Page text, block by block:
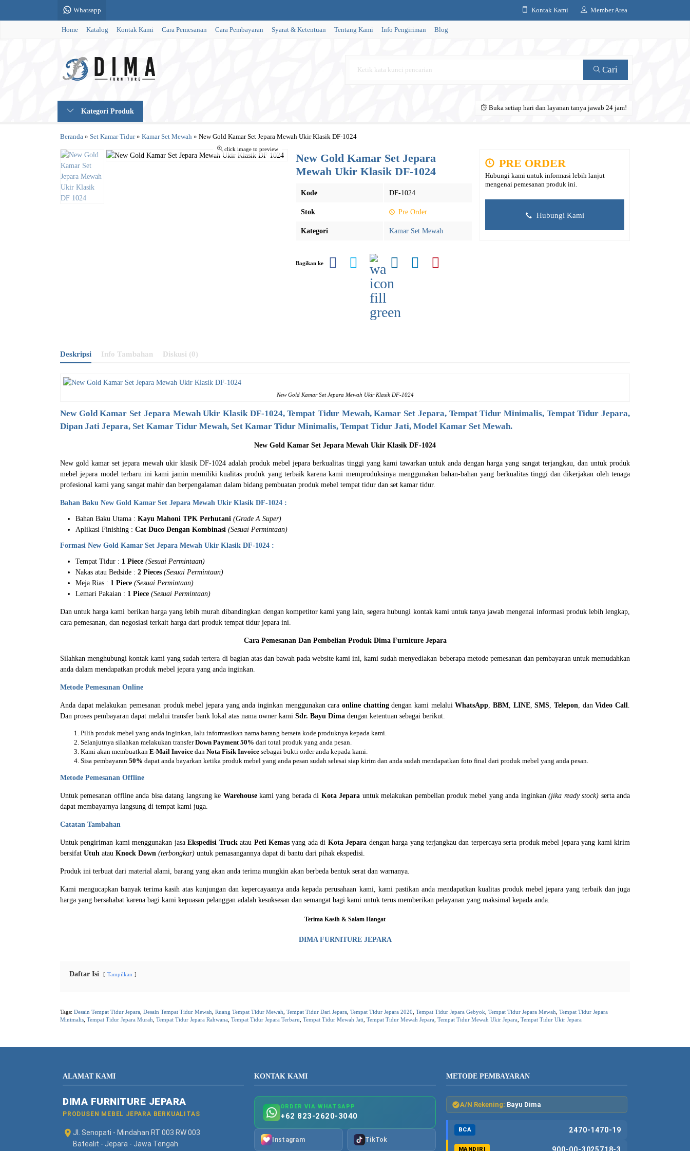
Whatsapp Kontak Kami Member Area
Home Katalog Kontak Kami Cara Pemesanan Cara Pembayaran Syarat & Ketentuan Tentang Kami Info Pengiriman Blog
Cari
Kategori Produk Buka setiap hari dan layanan tanya jawab 24 jam!
Beranda » Set Kamar Tidur» Kamar Set Mewah » New Gold Kamar Set Jepara Mewah Ukir Klasik DF-1024
click image to preview
New Gold Kamar Set Jepara
Mewah Ukir Klasik DF-1024
Kode DF-1024
Stok Pre Order
Kategori Kamar Set Mewah
PRE ORDER
Hubungi kami untuk informasi lebih lanjut
mengenai pemesanan produk ini.
Hubungi Kami
Bagikan ke
Deskripsi Info Tambahan Diskusi (0)
New Gold Kamar Set Jepara Mewah Ukir Klasik DF-1024
New GoldKamar Set JeparaMewah Ukir Klasik DF-1024,Tempat Tidur Mewah, Kamar Set Jepara, Tempat Tidur Minimalis, Tempat Tidur Jepara,
Dipan Jati Jepara, Set Kamar Tidur Mewah, Set Kamar Tidur Minimalis, Tempat Tidur Jati, Model Kamar Set Mewah.
New Gold Kamar Set Jepara Mewah Ukir Klasik DF-1024
New gold kamar set jepara mewah ukir klasik DF-1024 adalah produk mebel jepara berkualitas tinggi yang kami tawarkan untuk anda dengan harga yang sangat terjangkau, dan untuk produk
mebel jepara model terbaru ini kami jamin memiliki kualitas produk yang terbaik karena kami memproduksinya menggunakan bahan-bahan yang berkualitas tinggi dan dikerjakan oleh tenaga
profesional kami yang sangat mahir dan berpengalaman dalam bidang pembuatan produk mebel tempat tidur dan set kamar tidur.
Bahan Baku New Gold Kamar Set Jepara Mewah Ukir Klasik DF-1024 :
Bahan Baku Utama : Kayu Mahoni TPK Perhutani (Grade A Super)
Aplikasi Finishing : Cat Duco Dengan Kombinasi (Sesuai Permintaan)
Formasi New Gold Kamar Set Jepara Mewah Ukir Klasik DF-1024 :
Tempat Tidur : 1 Piece (Sesuai Permintaan)
Nakas atau Bedside : 2 Pieces (Sesuai Permintaan)
Meja Rias : 1 Piece (Sesuai Permintaan)
Lemari Pakaian : 1 Piece (Sesuai Permintaan)
Dan untuk harga kami berikan harga yang lebih murah dibandingkan dengan kompetitor kami yang lain, segera hubungi kontak kami untuk tanya jawab mengenai informasi produk lebih lengkap,
cara pemesanan, dan negosiasi terkait harga dari produk tempat tidur jepara ini.
Cara Pemesanan Dan Pembelian Produk Dima Furniture Jepara
Silahkan menghubungi kontak kami yang sudah tertera di bagian atas dan bawah pada website kami ini, kami sudah menyediakan beberapa metode pemesanan dan pembayaran untuk memudahkan
anda dalam mendapatkan produk mebel jepara yang anda inginkan.
Metode Pemesanan Online
Anda dapat melakukan pemesanan produk mebel jepara yang anda inginkan menggunakan cara online chattingdengan kami melaluiWhatsApp,BBM, LINE,SMS,Telepon, danVideo Call.
Dan proses pembayaran dapat melalui transfer bank lokal atas nama owner kami Sdr. Bayu Dima dengan ketentuan sebagai berikut.
Pilih produk mebel yang anda inginkan, lalu informasikan nama barang berseta kode produknya kepada kami.
Selanjutnya silahkan melakukan transferDown Payment 50% dari total produk yang anda pesan.
Kami akan membuatkan E-Mail Invoice dan Nota Fisik Invoice sebagai bukti order anda kepada kami.
Sisa pembayaran 50% dapat anda bayarkan ketika produk mebel yang anda pesan sudah selesai siap kirim dan anda sudah mendapatkan foto final dari produk mebel yang anda pesan.
Metode Pemesanan Offline
Untuk pemesanan offline anda bisa datang langsung ke Warehousekami yang berada di Kota Jepara untuk melakukan pembelian produk mebel yang anda inginkan(jika ready stock) serta anda
dapat membayarnya langsung di tempat kami juga.
Catatan Tambahan
Untuk pengiriman kami menggunakan jasaEkspedisi Truckatau Peti Kemas yang ada di Kota Jepara dengan harga yang terjangkau dan terpercaya serta produk mebel jepara yang kami kirim
bersifat Utuh atau Knock Down (terbongkar) untuk pemasangannya dapat di bantu dari pihak ekspedisi.
Produk ini terbuat dari material alami, barang yang akan anda terima mungkin akan berbeda bentuk serat dan warnanya.
Kami mengucapkan banyak terima kasih atas kunjungan dan kepercayaanya anda kepada perusahaan kami, kami pastikan anda mendapatkan kualitas produk mebel jepara yang terbaik dan juga
harga yang bersahabat karena bagi kami kepuasan pelanggan adalah kesuksesan dan semangat bagi kami untuk terus memberikan pelayanan yang maksimal kepada anda.
Terima Kasih & Salam Hangat
DIMA FURNITURE JEPARA
Daftar Isi Tampilkan
Tags: Desain Tempat Tidur Jepara Desain Tempat Tidur Mewah Ruang Tempat Tidur Mewah Tempat Tidur Dari Jepara Tempat Tidur Jepara 2020 Tempat Tidur Jepara Gebyok Tempat Tidur Jepara Mewah Tempat Tidur Jepara
Minimalis Tempat Tidur Jepara Murah Tempat Tidur Jepara Rahwana Tempat Tidur Jepara Terbaru Tempat Tidur Mewah Jati Tempat Tidur Mewah Jepara Tempat Tidur Mewah Ukir Jepara Tempat Tidur Ukir Jepara
ALAMAT KAMI
DIMA FURNITURE JEPARA
PRODUSEN MEBEL JEPARA BERKUALITAS
Jl. Senopati - Mindahan RT 003 RW 003
Batealit - Jepara - Jawa Tengah
KONTAK KAMI
ORDER VIA WHATSAPP
+62 823-2620-3040
Instagram TikTok
METODE PEMBAYARAN
A/N Rekening: Bayu Dima
BCA 2470-1470-19
MANDIRI 900-00-3025718-3